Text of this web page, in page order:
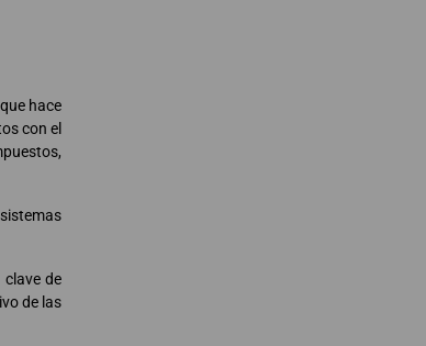
hace
con el
de
de las